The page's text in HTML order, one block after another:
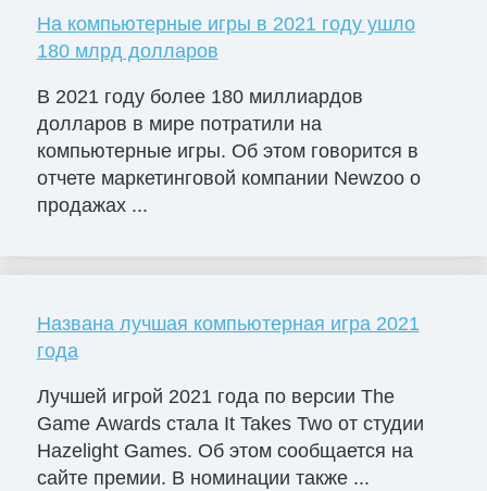
На компьютерные игры в 2021 году ушло
180 млрд долларов
В 2021 году более 180 миллиардов
долларов в мире потратили на
компьютерные игры. Об этом говорится в
отчете маркетинговой компании Newzoo о
продажах ...
Названа лучшая компьютерная игра 2021
года
Лучшей игрой 2021 года по версии The
Game Awards стала It Takes Two от студии
Hazelight Games. Об этом сообщается на
сайте премии. В номинации также ...